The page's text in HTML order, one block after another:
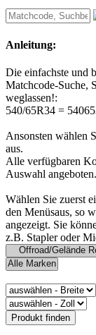
Anleitung:
Die einfachste und
Matchcode-Suche,
weglassen!:
540/65R34 =
Ansonsten wählen
aus.
Alle verfügbaren
Auswahl angeboten.
Wählen Sie zuerst
den Menüsaus, so
angezeigt. Sie
z.B. Stapler oder